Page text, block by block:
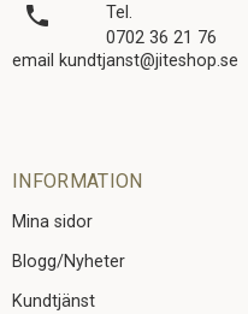
local_phone
Tel.
0702 36 21 76
email kundtjanst@jiteshop.se
INFORMATION
Mina sidor
Blogg/Nyheter
Kundtjänst